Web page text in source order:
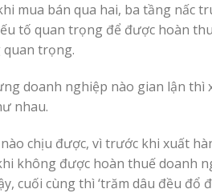
mua bán qua hai, ba tầng nấc
tố quan trọng để được hoàn
quan trọng.
doanh nghiệp nào gian lận thì
nhau.
chịu được, vì trước khi xuất
không được hoàn thuế doanh
cuối cùng thì ‘trăm dâu đều đổ